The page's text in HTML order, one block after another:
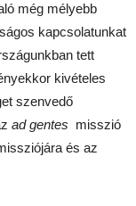
még mélyebb
kapcsolatunkat
tett
kivételes
szenvedő
ad gentes misszió
és az